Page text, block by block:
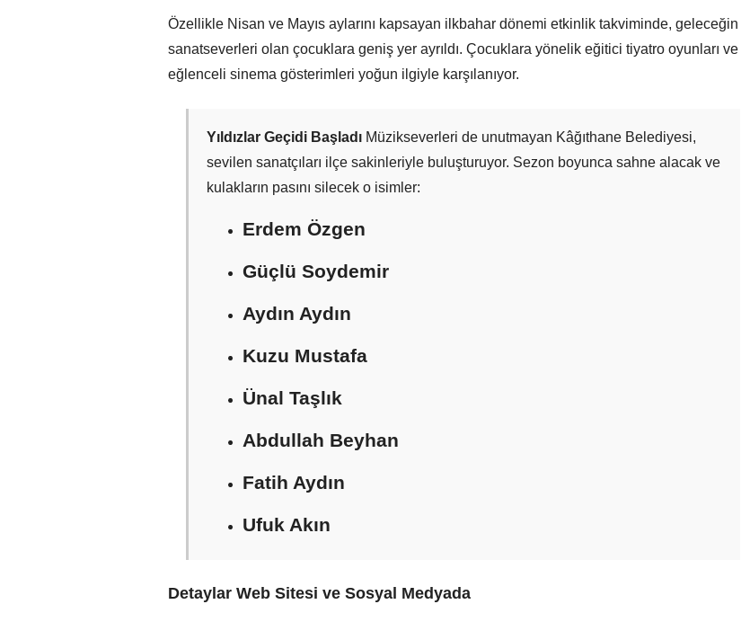
Özellikle Nisan ve Mayıs aylarını kapsayan ilkbahar dönemi etkinlik takviminde, geleceğin
sanatseverleri olan çocuklara geniş yer ayrıldı. Çocuklara yönelik eğitici tiyatro oyunları ve
eğlenceli sinema gösterimleri yoğun ilgiyle karşılanıyor.
Yıldızlar Geçidi Başladı Müzikseverleri de unutmayan Kâğıthane Belediyesi,
sevilen sanatçıları ilçe sakinleriyle buluşturuyor. Sezon boyunca sahne alacak ve
kulakların pasını silecek o isimler:
Erdem Özgen
Güçlü Soydemir
Aydın Aydın
Kuzu Mustafa
Ünal Taşlık
Abdullah Beyhan
Fatih Aydın
Ufuk Akın
Detaylar Web Sitesi ve Sosyal Medyada